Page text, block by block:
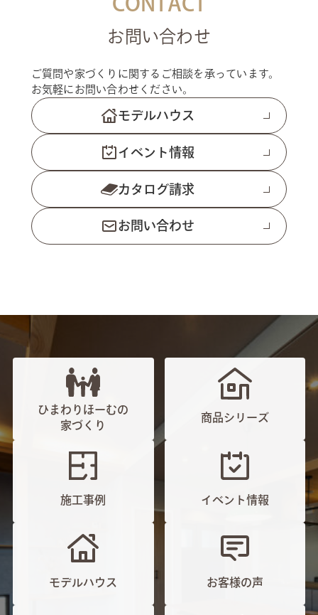
お問い合わせ
ご質問や家づくりに関するご相談を承っています。
お気軽にお問い合わせください。
モデルハウス
イベント情報
カタログ請求
お問い合わせ
ひまわりほーむの
家づくり
商品シリーズ
施工事例 イベント情報
モデルハウス お客様の声